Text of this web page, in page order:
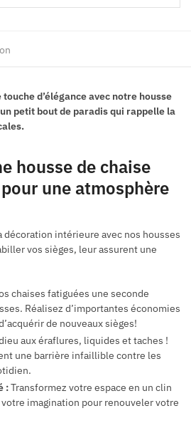
d’élégance avec notre housse
petit bout de paradis qui rappelle la
housse de chaise
une atmosphère
décoration intérieure avec nos housses
vos sièges, leur assurent une
chaises fatiguées une seconde
Réalisez d’importantes économies
de nouveaux sièges!
aux éraflures, liquides et taches !
une barrière infaillible contre les
:Transformez votre espace en un clin
imagination pour renouveler votre